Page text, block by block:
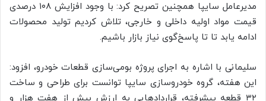
مدیرعامل سایپا همچنین تصریح کرد: با وجود افزایش ۱۰۸ درصدی
قیمت مواد اولیه داخلی و خارجی، تلاش کردیم تولید محصولات
ادامه یابد تا تا پاسخ‌گوی نیاز بازار باشیم.
سلیمانی با اشاره به اجرای پروژه بومی‌سازی قطعات خودرو، افزود:
این هفته، گروه خودروسازی سایپا توانست برای طراحی و ساخت
۳۲ قطعه پیشرفته، قراردادهایی به ارزش بیش از هفت هزار و